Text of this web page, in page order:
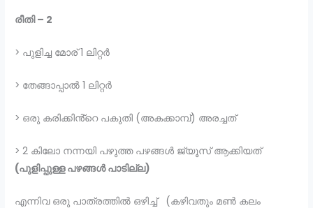
രീതി – 2
> പുളിച്ച മോര് 1 ലിറ്റർ
> തേങ്ങാപ്പാൽ 1 ലിറ്റർ
> ഒരു കരിക്കിൻ്റെ പകുതി (അകക്കാമ്പ്) അരച്ചത്
> 2 കിലോ നന്നയി പഴുത്ത പഴങ്ങൾ ജ്യൂസ് ആക്കിയത്
(പുളിപ്പുള്ള പഴങ്ങൾ പാടില്ല)
എന്നിവ ഒരു പാത്രത്തിൽ ഒഴിച്ച് (കഴിവതും മൺ കലം